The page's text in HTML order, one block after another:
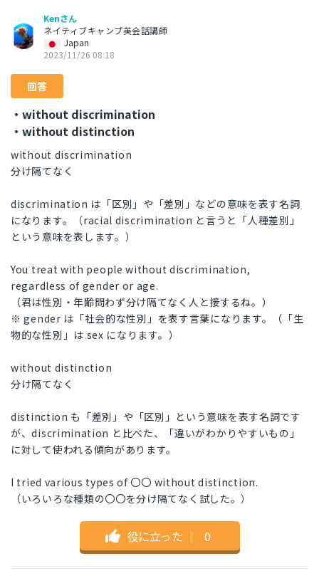
Kenさん
ネイティブキャンプ英会話講師
Japan
2023/11/26 08:18
回答
・without discrimination
・without distinction
without discrimination
分け隔てなく
discrimination は「区別」や「差別」などの意味を表す名詞
になります。（racial discrimination と言うと「人種差別」
という意味を表します。）
You treat with people without discrimination,
regardless of gender or age.
（君は性別・年齢問わず分け隔てなく人と接するね。）
※ gender は「社会的な性別」を表す言葉になります。（「生
物的な性別」は sex になります。）
without distinction
分け隔てなく
distinction も「差別」や「区別」という意味を表す名詞です
が、discrimination と比べた、「違いがわかりやすいもの」
に対して使われる傾向があります。
I tried various types of 〇〇 without distinction.
（いろいろな種類の〇〇を分け隔てなく試した。）
役に立った ｜ 0